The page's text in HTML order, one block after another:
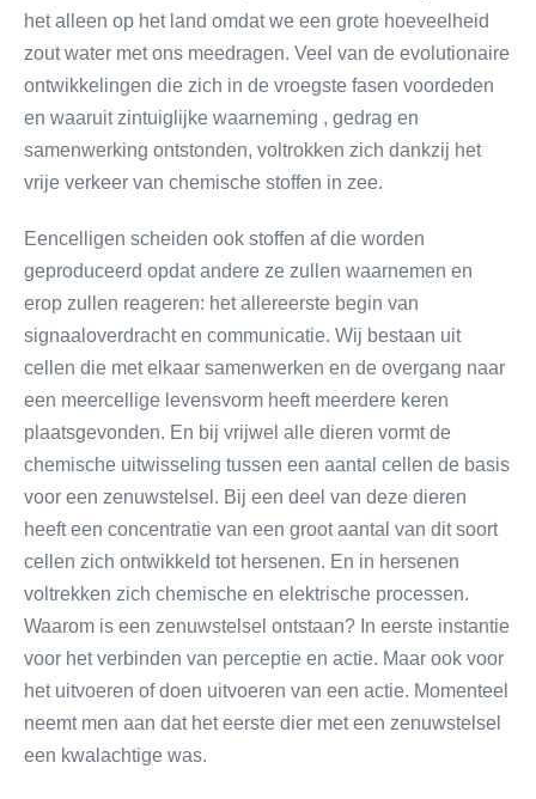
het alleen op het land omdat we een grote hoeveelheid
zout water met ons meedragen. Veel van de evolutionaire
ontwikkelingen die zich in de vroegste fasen voordeden
en waaruit zintuiglijke waarneming , gedrag en
samenwerking ontstonden, voltrokken zich dankzij het
vrije verkeer van chemische stoffen in zee.
Eencelligen scheiden ook stoffen af die worden
geproduceerd opdat andere ze zullen waarnemen en
erop zullen reageren: het allereerste begin van
signaaloverdracht en communicatie. Wij bestaan uit
cellen die met elkaar samenwerken en de overgang naar
een meercellige levensvorm heeft meerdere keren
plaatsgevonden. En bij vrijwel alle dieren vormt de
chemische uitwisseling tussen een aantal cellen de basis
voor een zenuwstelsel. Bij een deel van deze dieren
heeft een concentratie van een groot aantal van dit soort
cellen zich ontwikkeld tot hersenen. En in hersenen
voltrekken zich chemische en elektrische processen.
Waarom is een zenuwstelsel ontstaan? In eerste instantie
voor het verbinden van perceptie en actie. Maar ook voor
het uitvoeren of doen uitvoeren van een actie. Momenteel
neemt men aan dat het eerste dier met een zenuwstelsel
een kwalachtige was.